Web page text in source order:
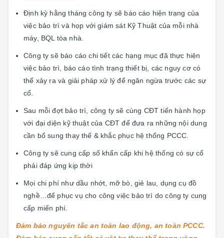
Định kỳ hằng tháng công ty sẽ báo cáo hiện trạng của
việc bảo trì và họp với giám sát Kỹ Thuật của mỗi nhà
máy, BQL tòa nhà.
Công ty sẽ báo cáo chi tiết các hạng mục đã thực hiện
việc bảo trì, báo cáo tình trạng thiết bị, các nguy cơ có
thể xảy ra và giải pháp xử lý để ngăn ngừa trước các sự
cố.
Sau mỗi đợt bảo trì, công ty sẽ cùng CĐT tiến hành họp
với đại diện kỹ thuật của CĐT để đưa ra những nội dung
cần bổ sung thay thế & khắc phục hệ thống PCCC.
Công ty sẽ cung cấp số khẩn cấp khi hệ thống có sự cố
phải đáp ứng kịp thời
Mọi chi phí như dầu nhớt, mỡ bò, giẻ lau, dụng cụ đồ
nghề…để phục vụ cho công việc bảo trì do công ty cung
cấp miển phí.
Đảm bảo nguyên tắc an toàn lao động, an toàn PCCC.